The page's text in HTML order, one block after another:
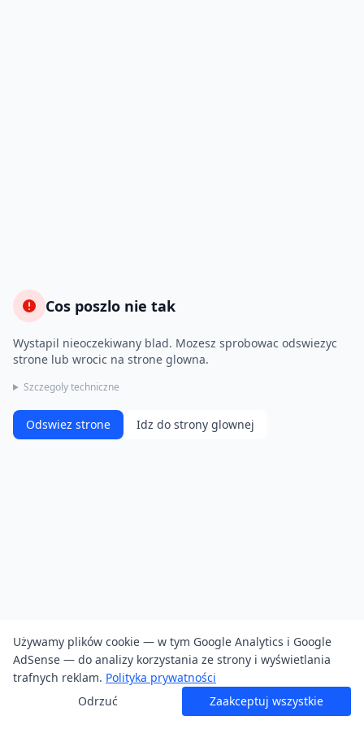
Cos poszlo nie tak
Wystapil nieoczekiwany blad. Mozesz sprobowac odswiezyc
strone lub wrocic na strone glowna.
Szczegoly techniczne
Odswiez strone Idz do strony glownej
Używamy plików cookie — w tym Google Analytics i Google
AdSense — do analizy korzystania ze strony i wyświetlania
trafnych reklam. Polityka prywatności
Odrzuć
Zaakceptuj wszystkie